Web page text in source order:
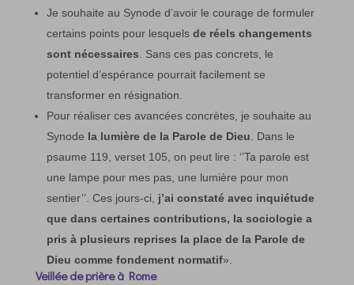
Je souhaite au Synode d’avoir le courage de formuler
certains points pour lesquels de réels changements
sont nécessaires. Sans ces pas concrets, le
potentiel d’espérance pourrait facilement se
transformer en résignation.
Pour réaliser ces avancées concrètes, je souhaite au
Synode la lumière de la Parole de Dieu. Dans le
psaume 119, verset 105, on peut lire : ‘’Ta parole est
une lampe pour mes pas, une lumière pour mon
sentier’’. Ces jours-ci, j’ai constaté avec inquiétude
que dans certaines contributions, la sociologie a
pris à plusieurs reprises la place de la Parole de
Dieu comme fondement normatif».
Veillée de prière à Rome